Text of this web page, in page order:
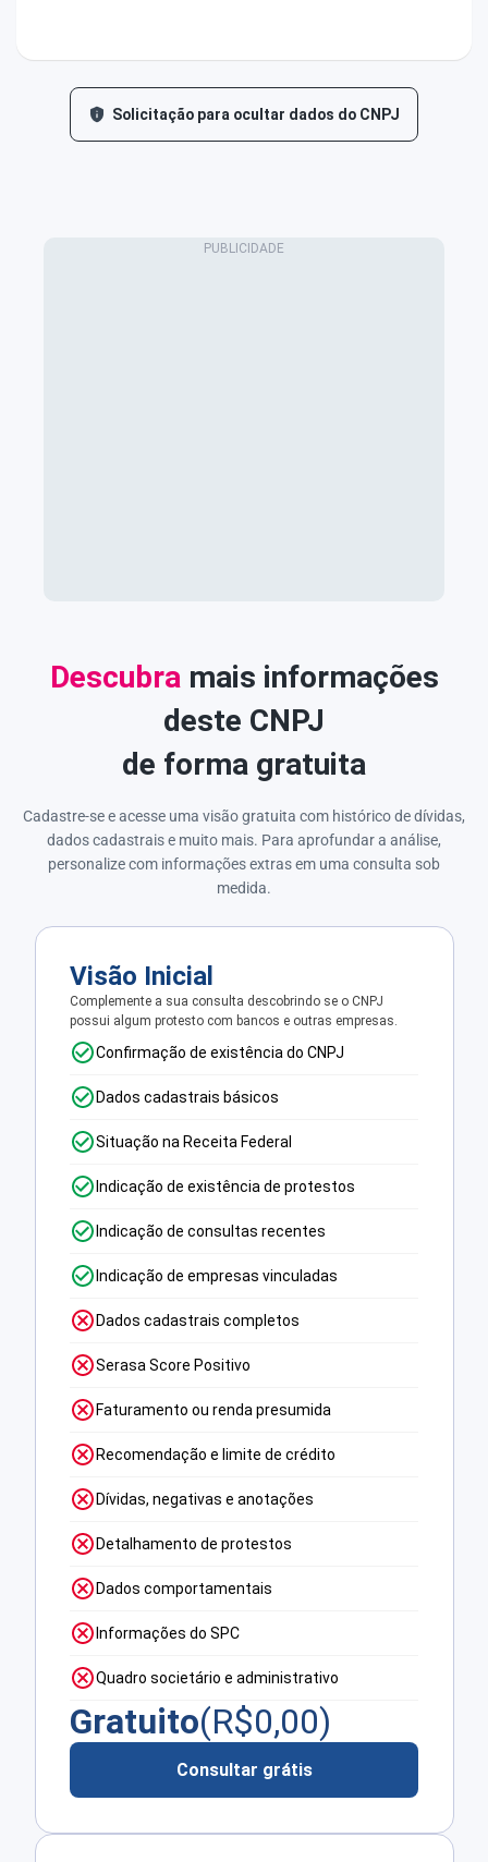
Solicitação para ocultar dados do CNPJ
Descubra mais informações
deste CNPJ
de forma gratuita
Cadastre-se e acesse uma visão gratuita com histórico de dívidas,
dados cadastrais e muito mais. Para aprofundar a análise,
personalize com informações extras em uma consulta sob
medida.
Visão Inicial
Complemente a sua consulta descobrindo se o CNPJ
possui algum protesto com bancos e outras empresas.
Confirmação de existência do CNPJ
Dados cadastrais básicos
Situação na Receita Federal
Indicação de existência de protestos
Indicação de consultas recentes
Indicação de empresas vinculadas
Dados cadastrais completos
Serasa Score Positivo
Faturamento ou renda presumida
Recomendação e limite de crédito
Dívidas, negativas e anotações
Detalhamento de protestos
Dados comportamentais
Informações do SPC
Quadro societário e administrativo
Gratuito(R$0,00)
Consultar grátis